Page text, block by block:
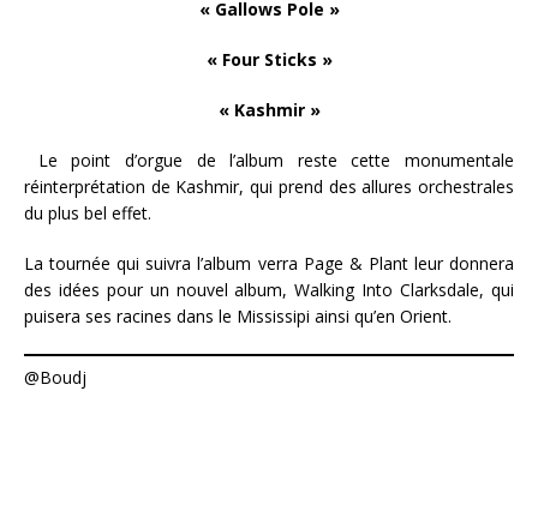
« Gallows Pole »
« Four Sticks »
« Kashmir »
Le point d’orgue de l’album reste cette monumentale
réinterprétation de Kashmir, qui prend des allures orchestrales
du plus bel effet.
La tournée qui suivra l’album verra Page & Plant leur donnera
des idées pour un nouvel album, Walking Into Clarksdale, qui
puisera ses racines dans le Mississipi ainsi qu’en Orient.
@Boudj